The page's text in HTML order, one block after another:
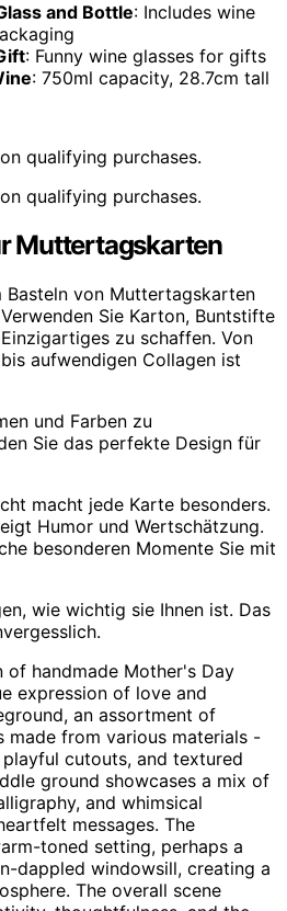
and Bottle: Includes wine
: Funny wine glasses for gifts
: 750ml capacity, 28.7cm tall
qualifying purchases.
qualifying purchases.
Muttertagskarten
Basteln von Muttertagskarten
Sie Karton, Buntstifte
zu schaffen. Von
aufwendigen Collagen ist
und Farben zu
Sie das perfekte Design für
macht jede Karte besonders.
Humor und Wertschätzung.
besonderen Momente Sie mit
wie wichtig sie Ihnen ist. Das